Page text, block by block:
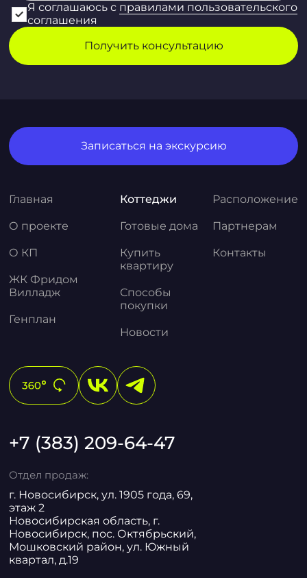
Я соглашаюсь с правилами пользовательского
соглашения
Записаться на экскурсию
Главная
О проекте
О КП
ЖК Фридом
Вилладж
Генплан
Коттеджи
Готовые дома
Купить
квартиру
Способы
покупки
Новости
Расположение
Партнерам
Контакты
+7 (383) 209-64-47
Отдел продаж:
г. Новосибирск, ул. 1905 года, 69,
этаж 2
Новосибирская область, г.
Новосибирск, пос. Октябрьский,
Мошковский район, ул. Южный
квартал, д.19